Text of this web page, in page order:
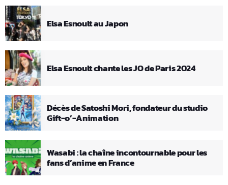
Elsa Esnoult au Japon
Elsa Esnoult chante les JO de Paris 2024
Décès de Satoshi Mori, fondateur du studio
Gift-o’-Animation
Wasabi : la chaîne incontournable pour les
fans d’anime en France